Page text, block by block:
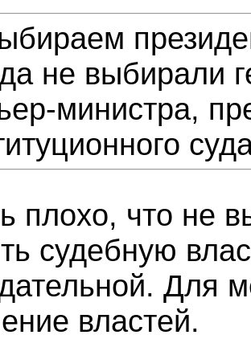
не выбирали
министра,
плохо, что не
судебную
Для
властей.